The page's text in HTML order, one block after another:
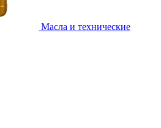
Масла и технические